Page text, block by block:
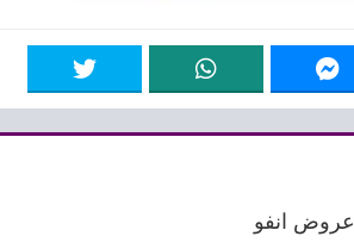
عروض انفو